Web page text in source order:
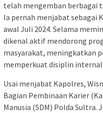
telah mengemban berbagai
Ia pernah menjabat sebagai
awal Juli 2024. Selama
dikenal aktif mendorong
masyarakat, meningkatkan
memperkuat disiplin
Usai menjabat Kapolres,
Bagian Pembinaan Karier
Manusia (SDM) Polda